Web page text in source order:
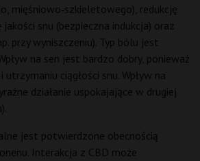
mięśniowo‑szkieletowego), redukcję
snu (bezpieczna indukcja) oraz
przy wyniszczeniu). Typ bólu jest
na sen jest bardzo dobry, ponieważ
ciągłości snu. Wpływ na
działanie uspokajające w drugiej
jest potwierdzone obecnością
Interakcja z CBD może